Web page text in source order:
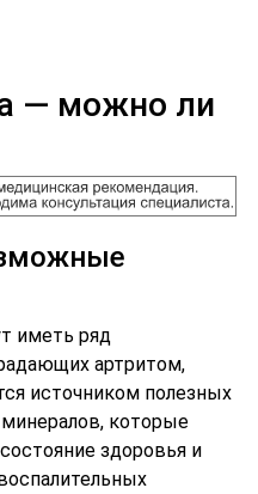
— можно ли
иметь ряд
артритом,
источником полезных
которые
здоровья и